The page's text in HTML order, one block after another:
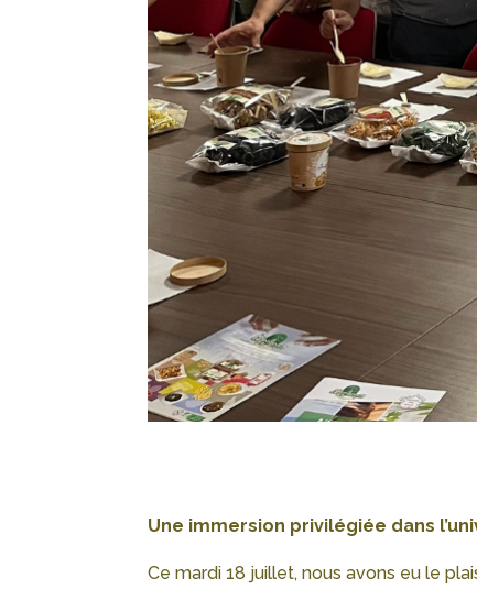
Une immersion privilégiée dans
Ce mardi 18 juillet, nous avons eu le